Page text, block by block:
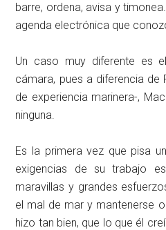
barre, ordena, avisa y
agenda electrónica que
Un caso muy diferente es
cámara, pues a diferencia
de experiencia marinera-,
ninguna.
Es la primera vez que pisa
exigencias de su trabajo
maravillas y grandes
el mal de mar y mantenerse
hizo tan bien, que lo que él